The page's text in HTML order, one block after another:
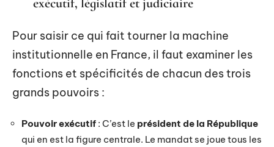
Pour saisir ce qui fait tourner la machine
institutionnelle en France, il faut examiner les
fonctions et spécificités de chacun des trois
grands pouvoirs :
Pouvoir exécutif : C’est le président de la République
qui en est la figure centrale. Le mandat se joue tous les